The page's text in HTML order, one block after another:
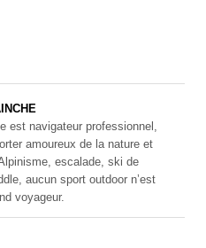
est navigateur professionnel,
amoureux de la nature et
escalade, ski de
aucun sport outdoor n’est
voyageur.